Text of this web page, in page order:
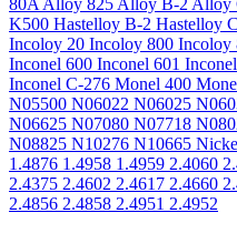
80A Alloy 825 Alloy B-2 Alloy
K500 Hastelloy B-2 Hastelloy
Incoloy 20 Incoloy 800 Incoloy
Inconel 600 Inconel 601
Inconel C-276 Monel 400
N05500 N06022 N06025
N06625 N07080 N07718
N08825 N10276 N10665
1.4876 1.4958 1.4959 2.4060
2.4375 2.4602 2.4617 2.4660
2.4856 2.4858 2.4951 2.4952